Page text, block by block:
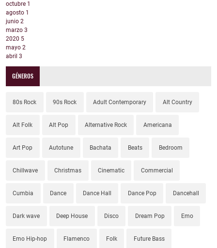
octubre 1
agosto 1
junio 2
marzo 3
2020 5
mayo 2
abril 3
GÉNEROS
80s Rock 90s Rock Adult Contemporary Alt Country
Alt Folk Alt Pop Alternative Rock Americana
Art Pop Autotune Bachata Beats Bedroom
Chillwave Christmas Cinematic Commercial
Cumbia Dance Dance Hall Dance Pop Dancehall
Dark wave Deep House Disco Dream Pop Emo
Emo Hip-hop Flamenco Folk Future Bass